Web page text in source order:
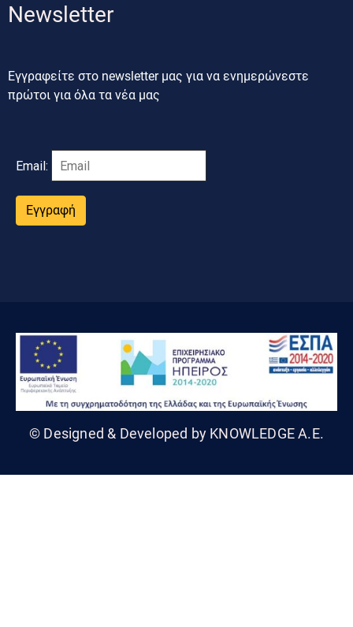
Newsletter
Εγγραφείτε στο newsletter μας για να ενημερώνεστε
πρώτοι για όλα τα νέα μας
Email:
Εγγραφή
© Designed & Developed by KNOWLEDGE A.E.